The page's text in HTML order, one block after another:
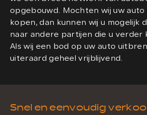
opgebouwd. Mochten wij uw auto
kopen, dan kunnen wij u mogelijk
naar andere partijen die u verder
Als wij een bod op uw auto
uiteraard geheel vrijblijvend.
Snel en eenvoudig